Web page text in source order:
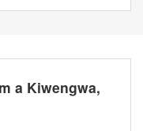
a Kiwengwa,